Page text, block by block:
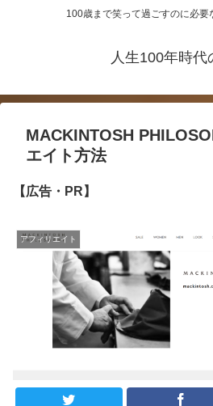
100歳まで笑って過ごすのに必要
人生100年時代
MACKINTOSH
エイト方法
【広告・PR】
アフィリエイト